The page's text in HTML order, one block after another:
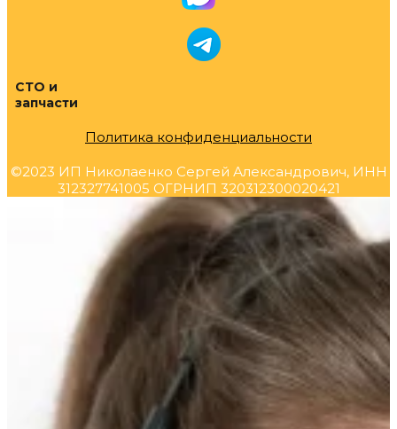
СТО и
запчасти
Политика конфиденциальности
©2023 ИП Николаенко Сергей Александрович, ИНН
312327741005 ОГРНИП 320312300020421